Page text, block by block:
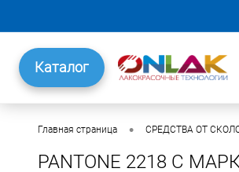
Каталог
Главная страница • СРЕДСТВА ОТ
PANTONE 2218 C